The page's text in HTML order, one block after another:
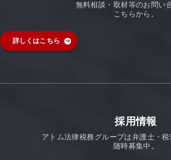
無料相談・取材等のお問い
こちらから。
詳しくはこちら
採用情報
アトム法律税務グループは弁護士・
随時募集中。